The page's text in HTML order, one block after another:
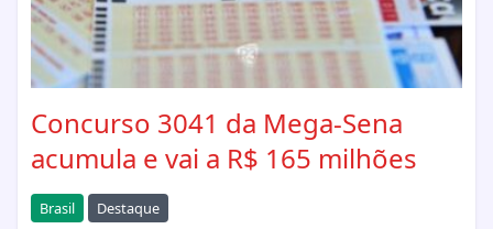
Concurso 3041 da Mega-Sena
acumula e vai a R$ 165 milhões
Brasil Destaque